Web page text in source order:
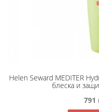
Helen Seward MEDITER
блеска и
791